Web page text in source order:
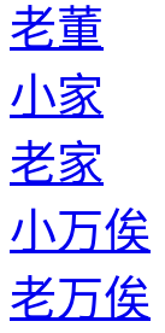
老董
小家
老家
小万俟
老万俟